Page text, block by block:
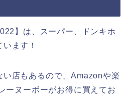
】は、スーパー、ドンキホ
ます！
い店もあるので、Amazonや楽
ーヌーボーがお得に買えてお